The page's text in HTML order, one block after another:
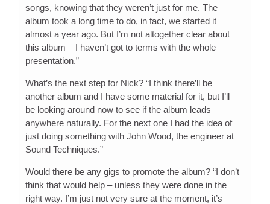
songs, knowing that they weren’t just for me. The
album took a long time to do, in fact, we started it
almost a year ago. But I’m not altogether clear about
this album – I haven’t got to terms with the whole
presentation.”
What’s the next step for Nick? “I think there’ll be
another album and I have some material for it, but I’ll
be looking around now to see if the album leads
anywhere naturally. For the next one I had the idea of
just doing something with John Wood, the engineer at
Sound Techniques.”
Would there be any gigs to promote the album? “I don’t
think that would help – unless they were done in the
right way. I’m just not very sure at the moment, it’s